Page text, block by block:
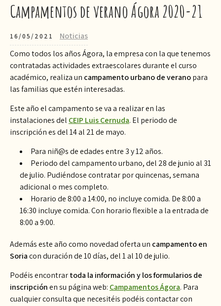
Campamentos de verano Ágora 2020-21
16/05/2021
Noticias
Como todos los años Ágora, la empresa con la que tenemos
contratadas actividades extraescolares durante el curso
académico, realiza un campamento urbano de veranopara
las familias que estén interesadas.
Este año el campamento se va a realizar en las
instalaciones del CEIP Luis Cernuda. El periodo de
inscripción es del 14 al 21 de mayo.
Para niñ@s de edades entre 3 y 12 años.
Periodo del campamento urbano, del 28 de junio al 31
de julio. Pudiéndose contratar por quincenas, semana
adicional o mes completo.
Horario de 8:00 a 14:00, no incluye comida. De 8:00 a
16:30 incluye comida. Con horario flexible a la entrada de
8:00 a 9:00.
Además este año como novedad oferta un campamento en
Soriacon duración de 10 días, del 1 al 10 de julio.
Podéis encontrartoda la información y los formularios de
inscripciónen su página web: Campamentos Ágora. Para
cualquier consulta que necesitéis podéis contactar con